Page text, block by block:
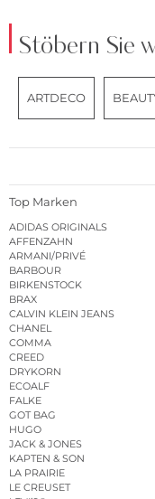
Stöbern Sie
ARTDECO
Top Marken
ADIDAS ORIGINALS
AFFENZAHN
ARMANI/PRIVÉ
BARBOUR
BIRKENSTOCK
BRAX
CALVIN KLEIN JEANS
CHANEL
COMMA
CREED
DRYKORN
ECOALF
FALKE
GOT BAG
HUGO
JACK & JONES
KAPTEN & SON
LA PRAIRIE
LE CREUSET